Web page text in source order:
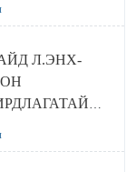
Л.ЭНХ-